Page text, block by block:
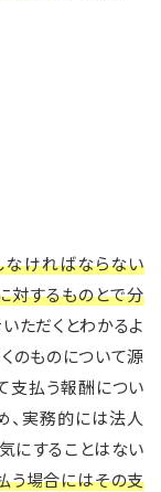
なければならない
対するものとで分
ただくとわかるよ
のものについて源
支払う報酬につい
、実務的には法人
にすることはない
う場合にはその支